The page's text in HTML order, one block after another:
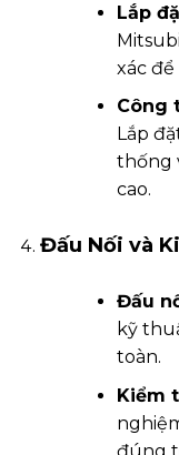
Lắp
xác
Công
Lắp
thống
cao.
Đấu Nối và
Đấu
kỹ
toàn.
Kiểm